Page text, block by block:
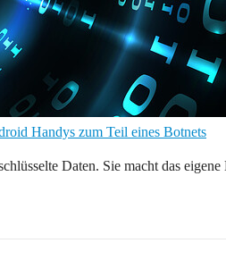
Handys zum Teil eines Botnets
Daten. Sie macht das eigene